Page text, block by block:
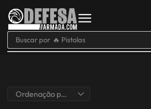
Buscar por 🔥 Pistolas